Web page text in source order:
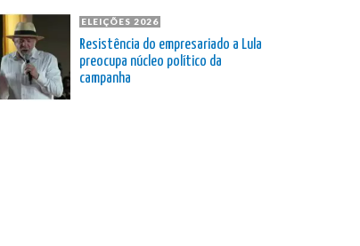
ELEIÇÕES 2026
Resistência do empresariado a Lula
preocupa núcleo político da
campanha